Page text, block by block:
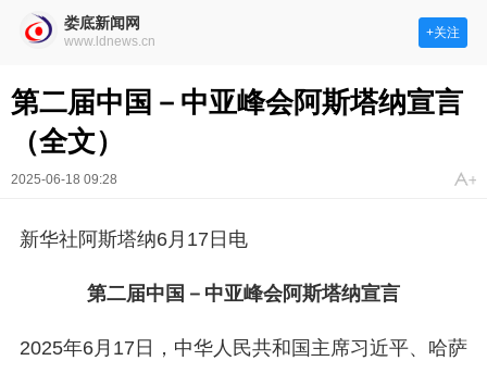
娄底新闻网
www.ldnews.cn
+关注
第二届中国－中亚峰会阿斯塔纳宣言
（全文）
2025-06-18 09:28
新华社阿斯塔纳6月17日电
第二届中国－中亚峰会阿斯塔纳宣言
2025年6月17日，中华人民共和国主席习近平、哈萨